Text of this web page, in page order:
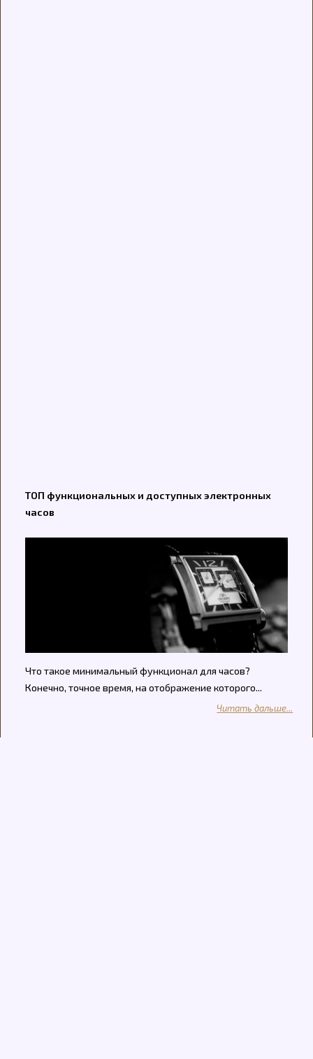
ТОП функциональных и доступных электронных
часов
Что такое минимальный функционал для часов?
Конечно, точное время, на отображение которого...
Читать дальше...